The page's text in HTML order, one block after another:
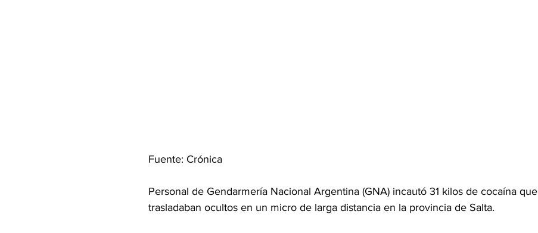
Fuente: Crónica
Personal de Gendarmería Nacional Argentina (GNA) incautó 31 kilos de cocaína que
trasladaban ocultos en un micro de larga distancia en la provincia de Salta.